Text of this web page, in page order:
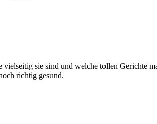
sie sind und welche tollen Gerichte
richtig gesund.